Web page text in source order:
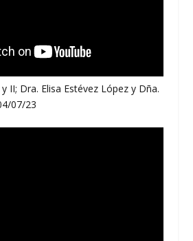
II; Dra. Elisa Estévez López y Dña.
07/23